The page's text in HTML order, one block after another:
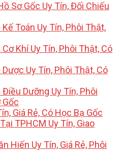
Sơ Gốc Uy Tín, Đối Chiếu
Toán Uy Tín, Phôi Thật,
Khí Uy Tín, Phôi Thật, Có
Uy Tín, Phôi Thật, Có
Dưỡng Uy Tín, Phôi
Gốc
Giá Rẻ, Có Học Bạ Gốc
TPHCM Uy Tín, Giao
Hiến Uy Tín, Giá Rẻ, Phôi